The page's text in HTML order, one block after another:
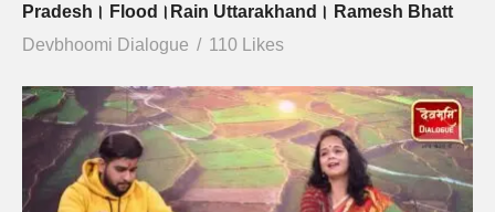
Pradesh। Flood।Rain Uttarakhand। Ramesh Bhatt
Devbhoomi Dialogue
110 Likes